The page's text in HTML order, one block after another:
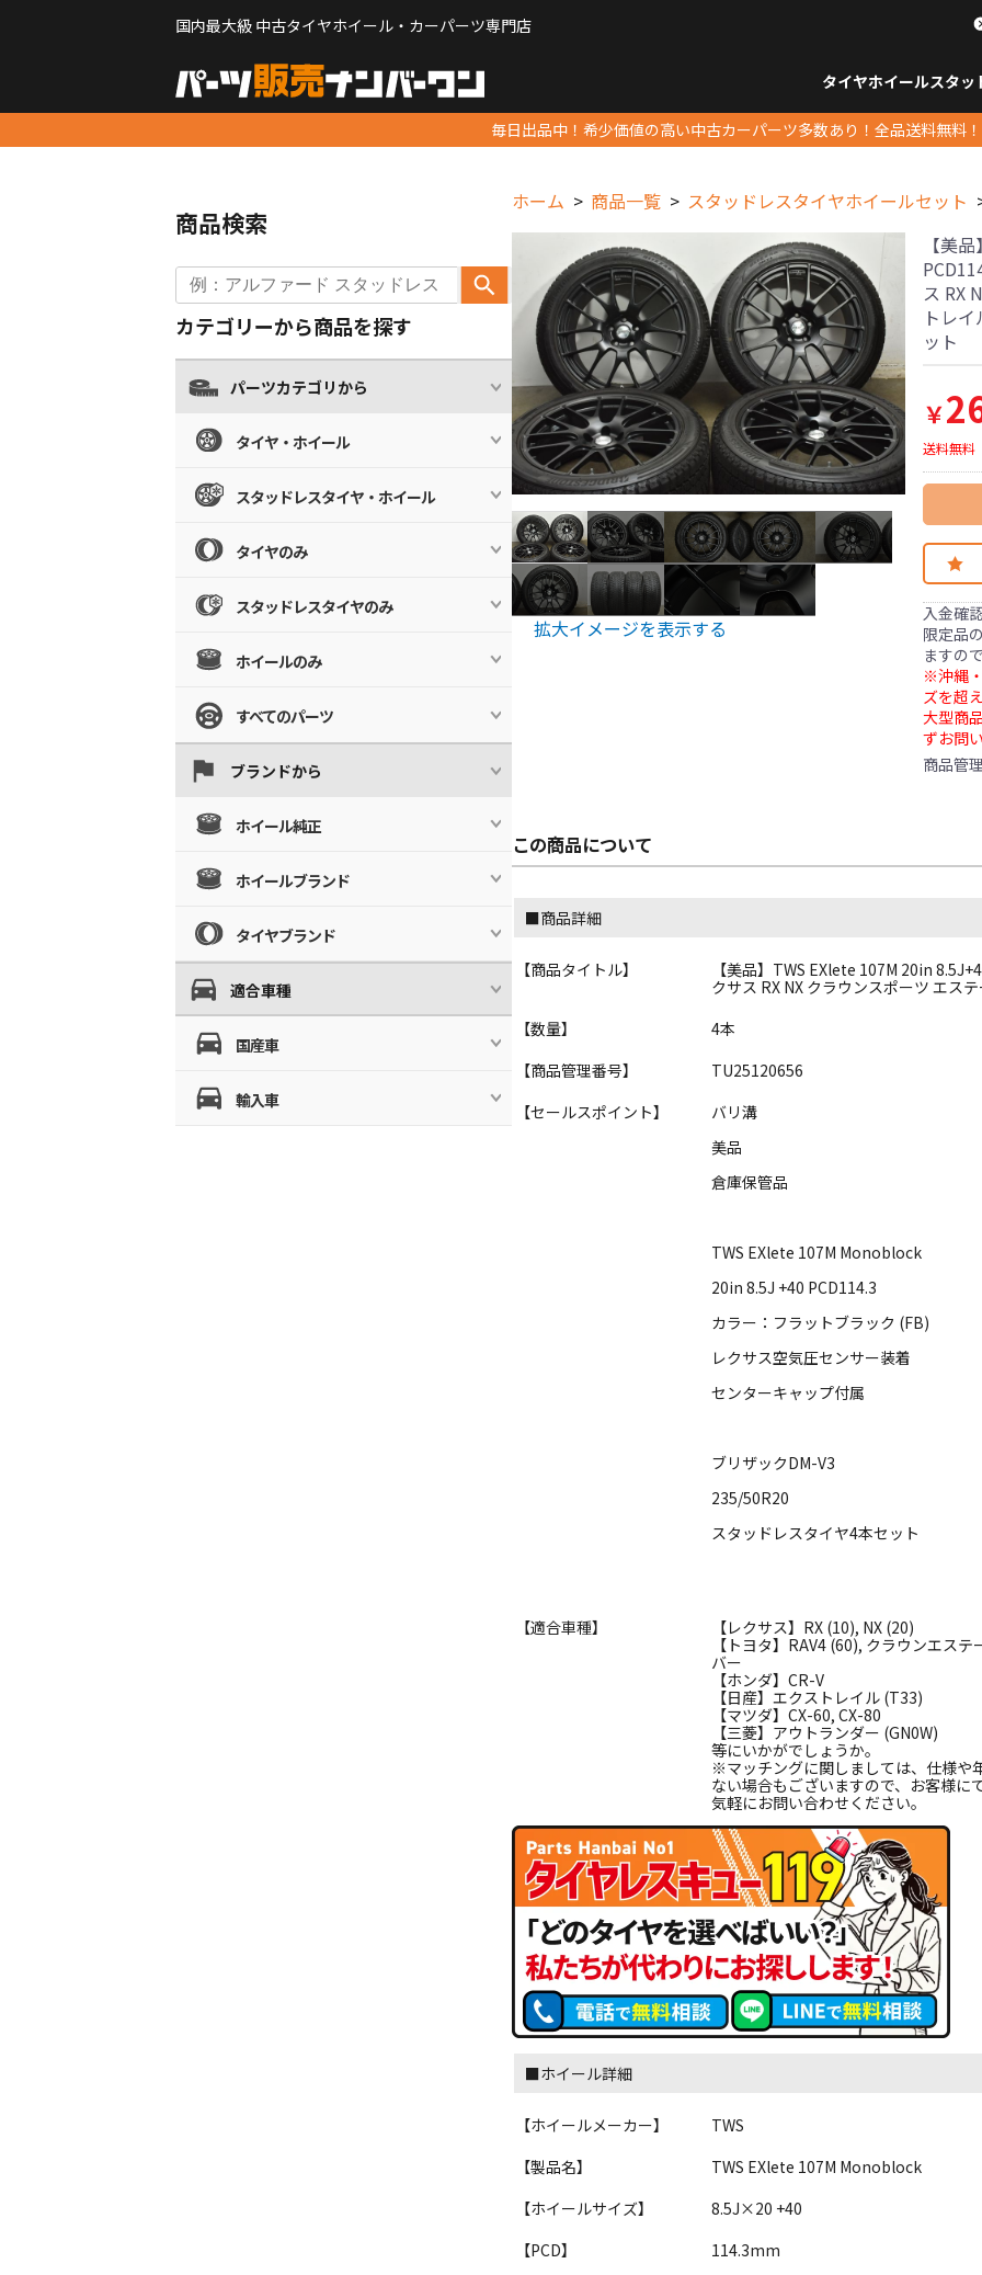
国内最大級 中古タイヤホイール・カーパーツ専門店
タイヤホイールスタッ
毎日出品中！希少価値の高い中古カーパーツ多数あり！全品送料無料！
ホーム 商品一覧 スタッドレスタイヤホイールセット
拡大イメージを表示する
【美
ス RX
トレ
ット
￥
送料無料
入金確
限定品
ますの
※沖縄
ズを超
大型商
ずお問
商品管
この商品について
■商品詳細
【商品タイトル】
【美品】TWS EXlete 107M 20in
クサス RX NX クラウンスポーツ エス
【数量】
4本
【商品管理番号】
TU25120656
【セールスポイント】
バリ溝
美品
倉庫保管品
TWS EXlete 107M Monoblock
20in 8.5J +40 PCD114.3
カラー：フラットブラック (FB)
レクサス空気圧センサー装着
センターキャップ付属
ブリザックDM-V3
235/50R20
スタッドレスタイヤ4本セット
【適合車種】
【レクサス】RX (10), NX (20)
【トヨタ】RAV4 (60), クラウンエス
バー
【ホンダ】CR-V
【日産】エクストレイル (T33)
【マツダ】CX-60, CX-80
【三菱】アウトランダー (GN0W)
等にいかがでしょうか。
※マッチングに関しましては、仕様や
ない場合もございますので、お客様
気軽にお問い合わせください。
■ホイール詳細
【ホイールメーカー】
TWS
【製品名】
TWS EXlete 107M Monoblock
【ホイールサイズ】
8.5J×20 +40
【PCD】
114.3mm
商品検索
カテゴリーから商品を探す
パーツカテゴリから
タイヤ・ホイール
スタッドレスタイヤ・ホイール
タイヤのみ
スタッドレスタイヤのみ
ホイールのみ
すべてのパーツ
ブランドから
ホイール純正
ホイールブランド
タイヤブランド
適合車種
国産車
輸入車